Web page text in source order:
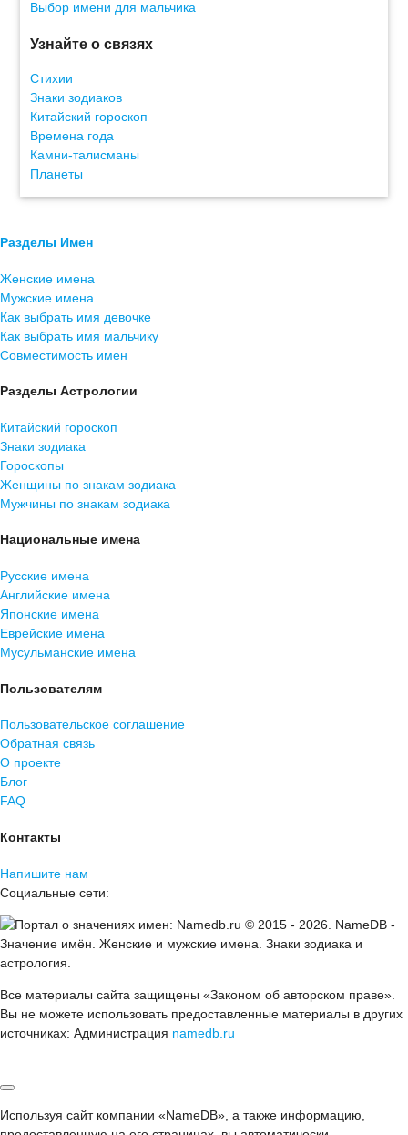
Выбор имени для мальчика
Узнайте о связях
Стихии
Знаки зодиаков
Китайский гороскоп
Времена года
Камни-талисманы
Планеты
Разделы Имен
Женские имена
Мужские имена
Как выбрать имя девочке
Как выбрать имя мальчику
Совместимость имен
Разделы Астрологии
Китайский гороскоп
Знаки зодиака
Гороскопы
Женщины по знакам зодиака
Мужчины по знакам зодиака
Национальные имена
Русские имена
Английские имена
Японские имена
Еврейские имена
Мусульманские имена
Пользователям
Пользовательское соглашение
Обратная связь
О проекте
Блог
FAQ
Контакты
Напишите нам
Социальные сети:
© 2015 - 2026 NameDB -
Значение имён. Женские и мужские имена. Знаки зодиака и
астрология.
Все материалы сайта защищены «Законом об авторском праве».
Вы не можете использовать предоставленные материалы в других
источниках: Администрация namedb.ru
Используя сайт компании «NameDB», а также информацию,